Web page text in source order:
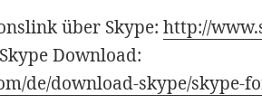
über Skype:http://
Download:
de/download-skype/skype-